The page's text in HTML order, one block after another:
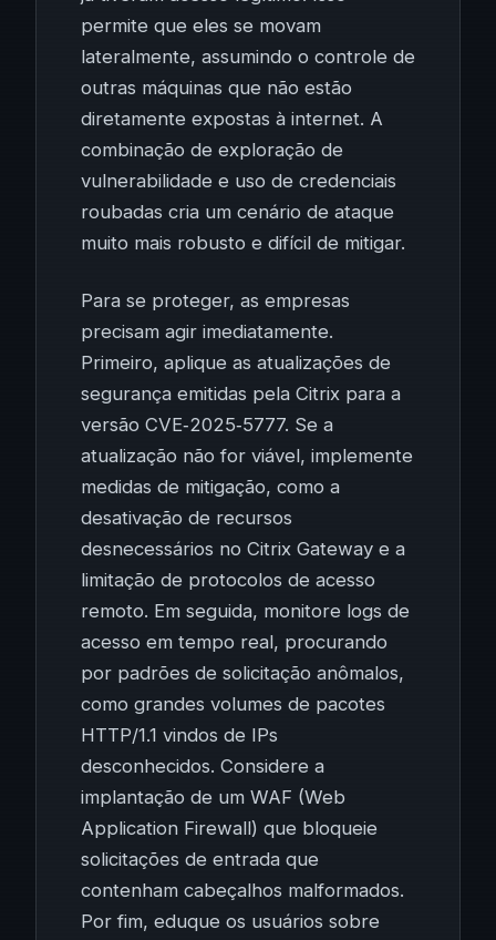
permite que eles se movam
lateralmente, assumindo o controle de
outras máquinas que não estão
diretamente expostas à internet. A
combinação de exploração de
vulnerabilidade e uso de credenciais
roubadas cria um cenário de ataque
muito mais robusto e difícil de mitigar.
Para se proteger, as empresas
precisam agir imediatamente.
Primeiro, aplique as atualizações de
segurança emitidas pela Citrix para a
versão CVE‑2025‑5777. Se a
atualização não for viável, implemente
medidas de mitigação, como a
desativação de recursos
desnecessários no Citrix Gateway e a
limitação de protocolos de acesso
remoto. Em seguida, monitore logs de
acesso em tempo real, procurando
por padrões de solicitação anômalos,
como grandes volumes de pacotes
HTTP/1.1 vindos de IPs
desconhecidos. Considere a
implantação de um WAF (Web
Application Firewall) que bloqueie
solicitações de entrada que
contenham cabeçalhos malformados.
Por fim, eduque os usuários sobre